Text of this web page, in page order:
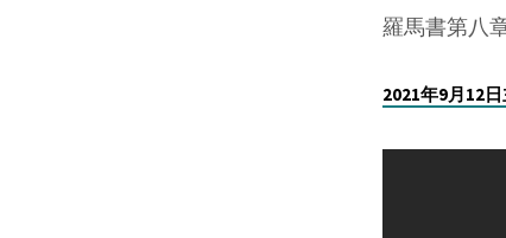
羅馬書第八
2021年9月12